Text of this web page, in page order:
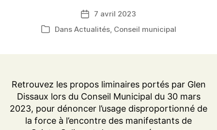
Date
de
7 avril 2023
Catégories
Dans Actualités, Conseil municipal
Retrouvez les propos liminaires portés par Glen
Dissaux lors du Conseil Municipal du 30 mars
2023, pour dénoncer l’usage disproportionné de
la force à l’encontre des manifestants de